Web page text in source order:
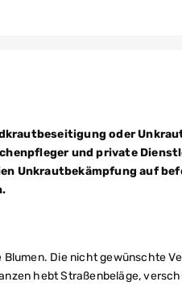
oder
und private
Unkrautbekämpfung auf
Die nicht gewünschte
hebt Straßenbeläge,